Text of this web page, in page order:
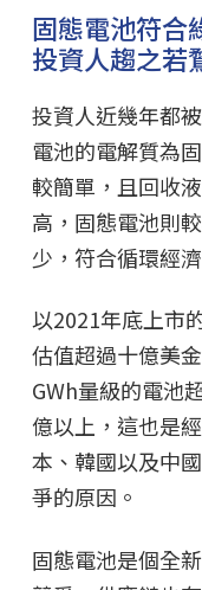
固態電池符合
投資人趨之若
投資人近幾年都
電池的電解質為
較簡單，且回收
高，固態電池則
少，符合循環經
以2021年底上市
估值超過十億美
GWh量級的電池
億以上，這也是
本、韓國以及中
爭的原因。
固態電池是個全